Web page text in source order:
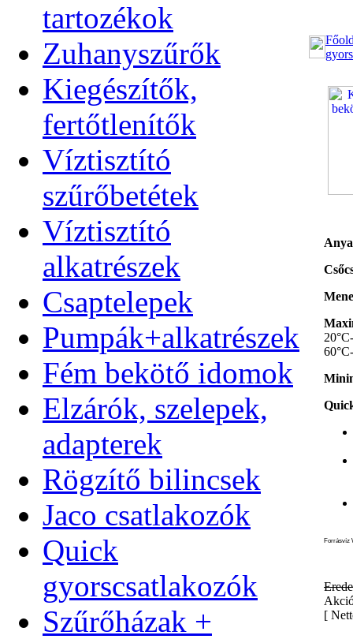
tartozékok
Zuhanyszűrők
Kiegészítők,
fertőtlenítők
Víztisztító
szűrőbetétek
Víztisztító
alkatrészek
Csaptelepek
Pumpák+alkatrészek
Fém bekötő idomok
Elzárók, szelepek,
adapterek
Rögzítő bilincsek
Jaco csatlakozók
Quick
gyorscsatlakozók
Szűrőházak +
Forrásvíz
[